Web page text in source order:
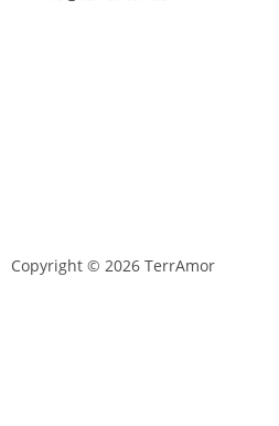
Copyright © 2026 TerrAmor